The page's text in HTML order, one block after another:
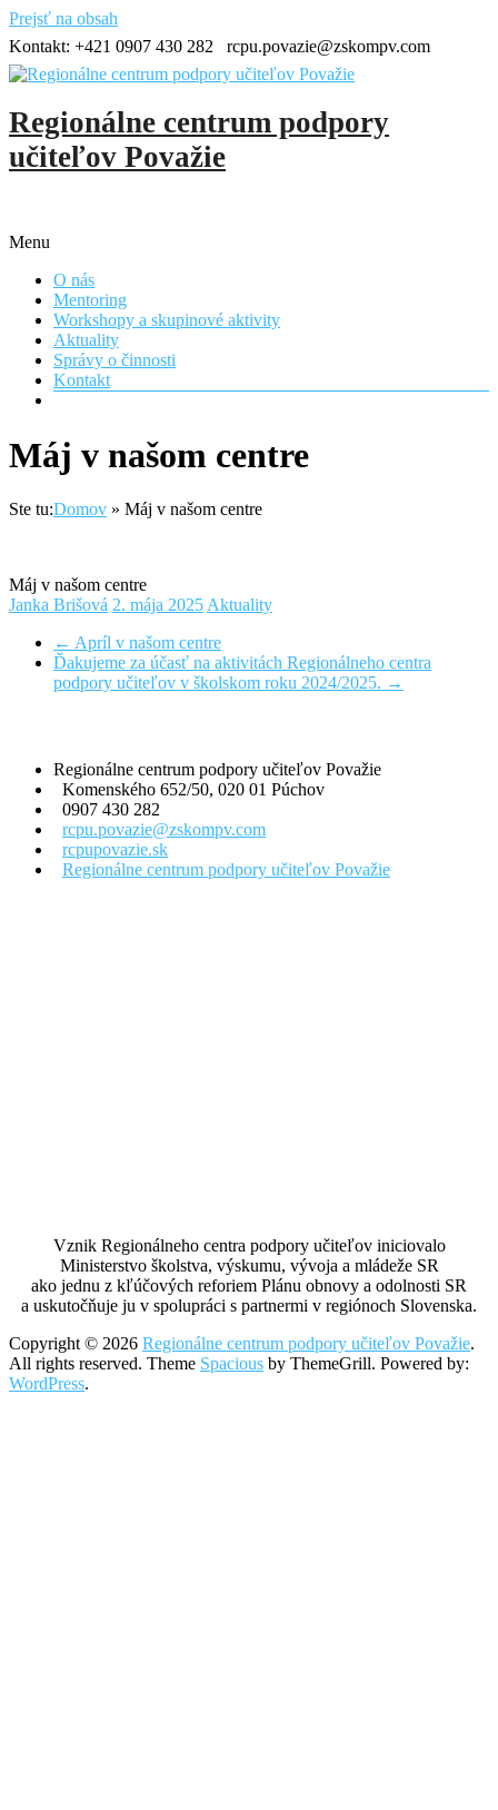
Prejsť na obsah
Kontakt: +421 0907 430 282 rcpu.povazie@zskompv.com
Regionálne centrum podpory
učiteľov Považie
Menu
O nás
Mentoring
Workshopy a skupinové aktivity
Aktuality
Správy o činnosti
Kontakt
Máj v našom centre
Ste tu:Domov » Máj v našom centre
Máj v našom centre
Janka Brišová 2. mája 2025 Aktuality
← Apríl v našom centre
Ďakujeme za účasť na aktivitách Regionálneho centra
podpory učiteľov v školskom roku 2024/2025. →
Regionálne centrum podpory učiteľov Považie
Komenského 652/50, 020 01 Púchov
0907 430 282
rcpu.povazie@zskompv.com
rcpupovazie.sk
Regionálne centrum podpory učiteľov Považie
Vznik Regionálneho centra podpory učiteľov iniciovalo
Ministerstvo školstva, výskumu, vývoja a mládeže SR
ako jednu z kľúčových reforiem Plánu obnovy a odolnosti SR
a uskutočňuje ju v spolupráci s partnermi v regiónoch Slovenska.
Copyright © 2026 Regionálne centrum podpory učiteľov Považie.
All rights reserved. Theme Spacious by ThemeGrill. Powered by:
WordPress.